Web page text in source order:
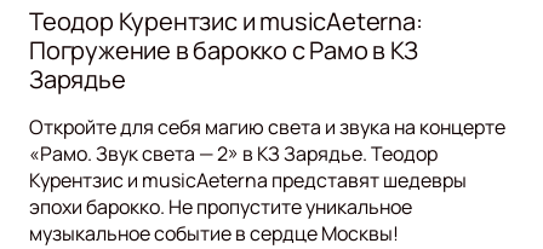
Теодор Курентзис и musicAeterna:
Погружение в барокко с Рамо в КЗ
Зарядье
Откройте для себя магию света и звука на концерте
«Рамо. Звук света — 2» в КЗ Зарядье. Теодор
Курентзис и musicAeterna представят шедевры
эпохи барокко. Не пропустите уникальное
музыкальное событие в сердце Москвы!